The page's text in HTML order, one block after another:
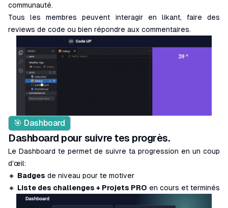
communauté.
Tous les membres peuvent interagir en likant, faire des
reviews de code ou bien répondre aux commentaires.
🎯 Dashboard
Dashboard pour suivre tes progrès.
Le Dashboard te permet de suivre ta progression en un coup
d'œil:
🔸 Badges de niveau pour te motiver
🔸 Liste des challenges + Projets PRO en cours et terminés